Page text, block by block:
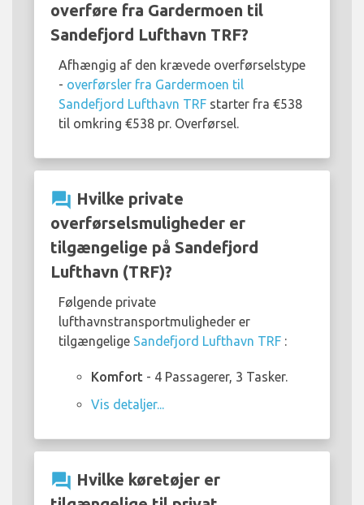
overføre fra Gardermoen til
Sandefjord Lufthavn TRF?
Afhængig af den krævede overførselstype
- overførsler fra Gardermoen til
Sandefjord Lufthavn TRF starter fra €538
til omkring €538 pr. Overførsel.
question_answer Hvilke private
overførselsmuligheder er
tilgængelige på Sandefjord
Lufthavn (TRF)?
Følgende private
lufthavnstransportmuligheder er
tilgængelige Sandefjord Lufthavn TRF :
Komfort - 4 Passagerer, 3 Tasker.
Vis detaljer...
question_answer Hvilke køretøjer er